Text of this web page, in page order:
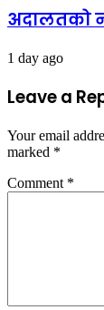
अदालतको
1 day ago
Leave a
Your email
marked *
Comment *